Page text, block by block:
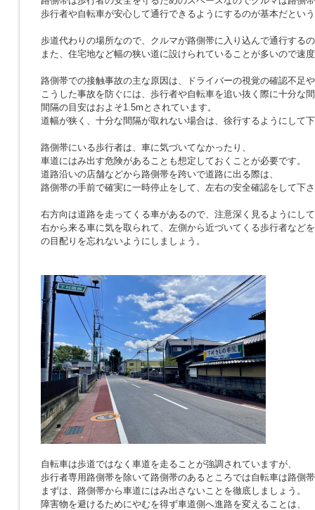
歩行者や自転車が安心して通行できるようにするのが基本だとい
歩道代わりの場所なので、クルマが路側帯に入り込んで通行する
また、住宅地など幅の狭い道に設けられていることが多いので速
路側帯での接触事故の主な原因は、ドライバーの視覚の確認不足
こうした事故を防ぐには、歩行者や自転車を追い抜く際に十分な
間隔の目安はおよそ1.5mとされています。
道幅が狭く、十分な間隔が取れない場合は、徐行するようにして
路側帯にいる歩行者は、車に気づいてなかったり、
車道にはみ出す危険があることも想定しておくことが必要です。
道路沿いの店舗などから路側帯を跨いで道路に出る際は、
路側帯の手前で確実に一時停止をして、左右の安全確認をして下
右方向は道路を走ってくる車があるので、注意深く見るようにし
右から来る車に気を取られて、左側から近づいてくる歩行者など
の目配りを忘れないようにしましょう。
自転車は歩道ではなく車道を走ることが強調されていますが、
歩行者専用路側帯を除いて路側帯のあるところでは自転車は路側
まずは、路側帯から車道にはみ出さないことを徹底しましょう。
障害物を避けるためにやむを得ず車道側へ進路を変えることは、